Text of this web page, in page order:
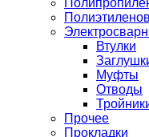
Втулки
Муфты
Отводы
Прочее
Прокладки